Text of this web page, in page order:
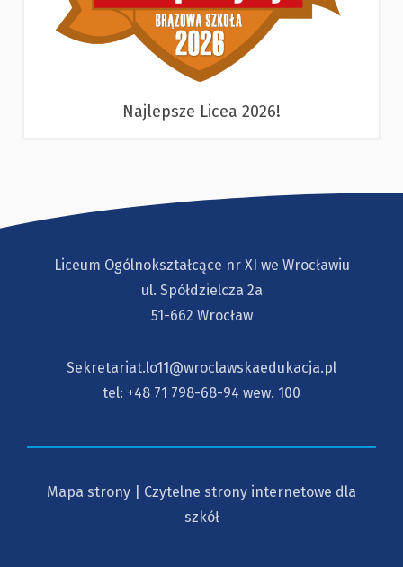
Najlepsze Licea 2026!
Liceum Ogólnokształcące nr XI we Wrocławiu
ul. Spółdzielcza 2a
51-662 Wrocław
Sekretariat.lo11@wroclawskaedukacja.pl
tel: +48 71 798-68-94 wew. 100
Mapa strony
Czytelne strony internetowe dla
szkół